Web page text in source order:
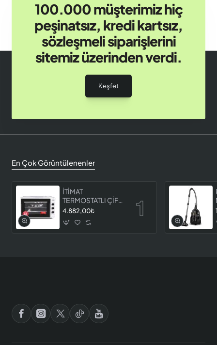
100.000 müşterimiz hiç
peşinatsız, kredi kartsız,
sözleşmeli siparişlerini
sitemiz üzerinden verdi.
Keşfet
En Çok Görüntülenenler
İTİMAT
TERMOSTATLI ÇİFT
CAMLI FIRIN 8060
4.882,00₺